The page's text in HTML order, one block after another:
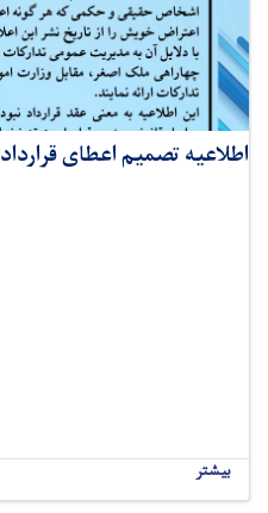
اطلاعیه تصمیم اعطای قرارداد
بیشتر